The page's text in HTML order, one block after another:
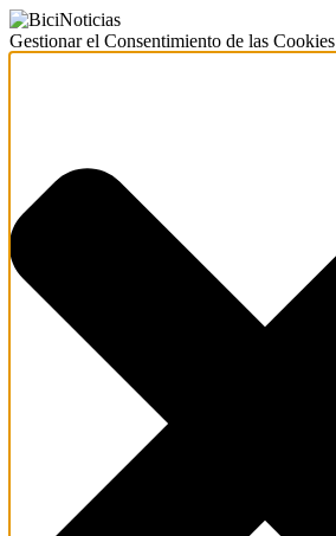
Gestionar el Consentimiento de las Cookies